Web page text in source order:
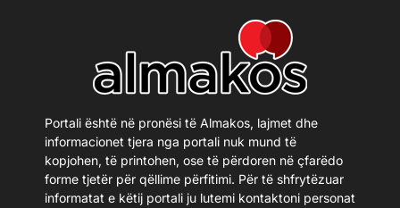
Portali është në pronësi të Almakos, lajmet dhe
informacionet tjera nga portali nuk mund të
kopjohen, të printohen, ose të përdoren në çfarëdo
forme tjetër për qëllime përfitimi. Për të shfrytëzuar
informatat e këtij portali ju lutemi kontaktoni personat